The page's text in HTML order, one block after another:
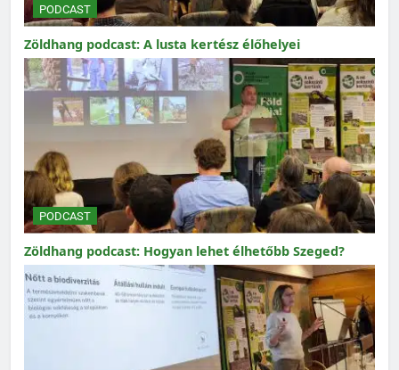
PODCAST
Zöldhang podcast: A lusta kertész élőhelyei
PODCAST
Zöldhang podcast: Hogyan lehet élhetőbb Szeged?